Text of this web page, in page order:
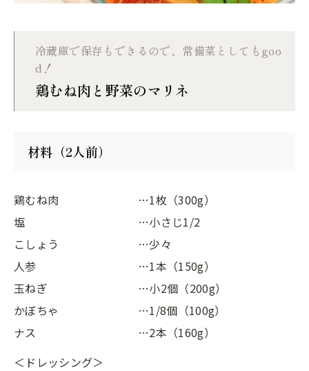
冷蔵庫で保存もできるので、常備菜としてもgoo
d！
鶏むね肉と野菜のマリネ
材料（2人前）
鶏むね肉
…1枚（300g）
塩
…小さじ1/2
こしょう
…少々
人参
…1本（150g）
玉ねぎ
…小2個（200g）
かぼちゃ
…1/8個（100g）
ナス
…2本（160g）
＜ドレッシング＞